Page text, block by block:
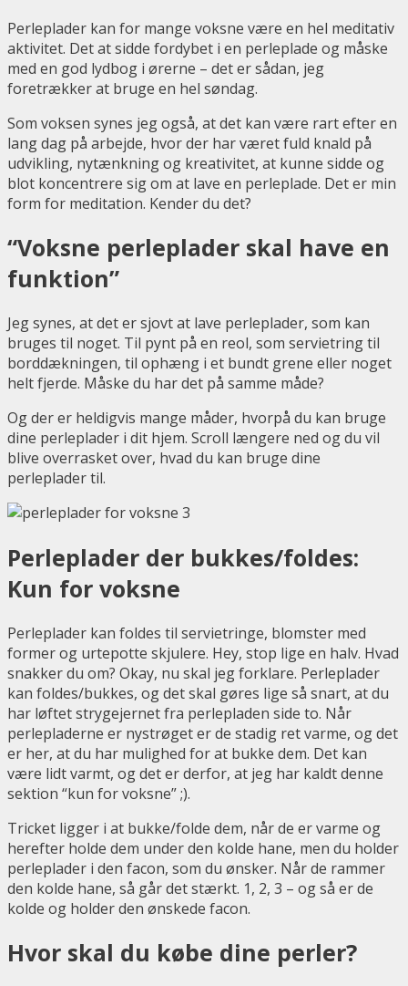
Perleplader kan for mange voksne være en hel meditativ
aktivitet. Det at sidde fordybet i en perleplade og måske
med en god lydbog i ørerne – det er sådan, jeg
foretrækker at bruge en hel søndag.
Som voksen synes jeg også, at det kan være rart efter en
lang dag på arbejde, hvor der har været fuld knald på
udvikling, nytænkning og kreativitet, at kunne sidde og
blot koncentrere sig om at lave en perleplade. Det er min
form for meditation. Kender du det?
“Voksne perleplader skal have en
funktion”
Jeg synes, at det er sjovt at lave perleplader, som kan
bruges til noget. Til pynt på en reol, som servietring til
borddækningen, til ophæng i et bundt grene eller noget
helt fjerde. Måske du har det på samme måde?
Og der er heldigvis mange måder, hvorpå du kan bruge
dine perleplader i dit hjem. Scroll længere ned og du vil
blive overrasket over, hvad du kan bruge dine
perleplader til.
Perleplader der bukkes/foldes:
Kun for voksne
Perleplader kan foldes til servietringe, blomster med
former og urtepotte skjulere. Hey, stop lige en halv. Hvad
snakker du om? Okay, nu skal jeg forklare. Perleplader
kan foldes/bukkes, og det skal gøres lige så snart, at du
har løftet strygejernet fra perlepladen side to. Når
perlepladerne er nystrøget er de stadig ret varme, og det
er her, at du har mulighed for at bukke dem. Det kan
være lidt varmt, og det er derfor, at jeg har kaldt denne
sektion “kun for voksne” ;).
Tricket ligger i at bukke/folde dem, når de er varme og
herefter holde dem under den kolde hane, men du holder
perleplader i den facon, som du ønsker. Når de rammer
den kolde hane, så går det stærkt. 1, 2, 3 – og så er de
kolde og holder den ønskede facon.
Hvor skal du købe dine perler?